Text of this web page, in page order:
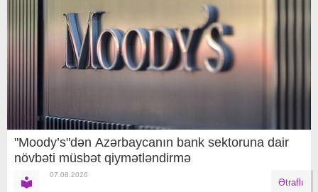
"Moody’s"dən Azərbaycanın bank sektoruna dair
növbəti müsbət qiymətləndirmə
07.08.2026
Ətraflı